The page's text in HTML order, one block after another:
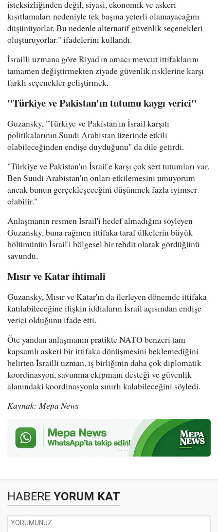
isteksizliğinden değil, siyasi, ekonomik ve askeri
kısıtlamaları nedeniyle tek başına yeterli olamayacağını
düşünüyorlar. Bu nedenle alternatif güvenlik seçenekleri
oluşturuyorlar." ifadelerini kullandı.
İsrailli uzmana göre Riyad'ın amacı mevcut ittifaklarını
tamamen değiştirmekten ziyade güvenlik risklerine karşı
farklı seçenekler geliştirmek.
"Türkiye ve Pakistan'ın tutumu kaygı verici"
Guzansky, "Türkiye ve Pakistan'ın İsrail karşıtı
politikalarının Suudi Arabistan üzerinde etkili
olabileceğinden endişe duyduğunu" da dile getirdi.
"Türkiye ve Pakistan'ın İsrail'e karşı çok sert tutumları var.
Ben Suudi Arabistan'ın onları etkilemesini umuyorum
ancak bunun gerçekleşeceğini düşünmek fazla iyimser
olabilir."
Anlaşmanın resmen İsrail'i hedef almadığını söyleyen
Guzansky, buna rağmen ittifaka taraf ülkelerin büyük
bölümünün İsrail'i bölgesel bir tehdit olarak gördüğünü
savundu.
Mısır ve Katar ihtimali
Guzansky, Mısır ve Katar'ın da ilerleyen dönemde ittifaka
katılabileceğine ilişkin iddiaların İsrail açısından endişe
verici olduğunu ifade etti.
Öte yandan anlaşmanın pratikte NATO benzeri tam
kapsamlı askeri bir ittifaka dönüşmesini beklemediğini
belirten İsrailli uzman, iş birliğinin daha çok diplomatik
koordinasyon, savunma ekipmanı desteği ve güvenlik
alanındaki koordinasyonla sınırlı kalabileceğini söyledi.
Kaynak: Mepa News
HABERE YORUM KAT